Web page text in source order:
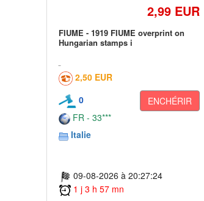
2,99 EUR
FIUME - 1919 FIUME overprint on
Hungarian stamps i
2,50 EUR
0
ENCHÉRIR
FR - 33***
Italie
09-08-2026 à 20:27:24
1 j 3 h 57 mn